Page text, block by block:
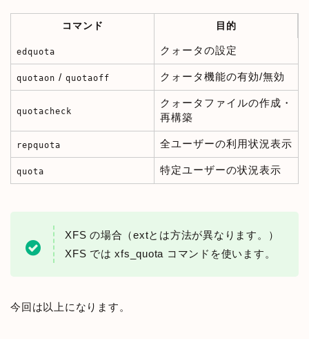
コマンド 目的
edquota クォータの設定
quotaon / quotaoff クォータ機能の有効/無効
quotacheck
クォータファイルの作成・
再構築
repquota 全ユーザーの利用状況表示
quota 特定ユーザーの状況表示
XFS の場合（extとは方法が異なります。）
XFS では xfs_quota コマンドを使います。
今回は以上になります。